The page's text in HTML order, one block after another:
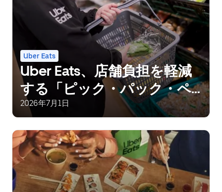
Uber Eats
Uber Eats、店舗負担を軽減
する「ピック・パック・ペ
イ（PPP）」導入3,000店舗
2026年7月1日